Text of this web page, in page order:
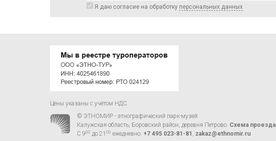
Я даю согласие на обработку персональных данных
Цены указаны с учётом НДС.
© ЭТНОМИР - этнографический парк-музей
Калужская область, Боровский район, деревня Петрово. Схема проезда
С 900 до 21 00 ежедневно: +7 495 023-81-81 , zakaz@ethnomir.ru